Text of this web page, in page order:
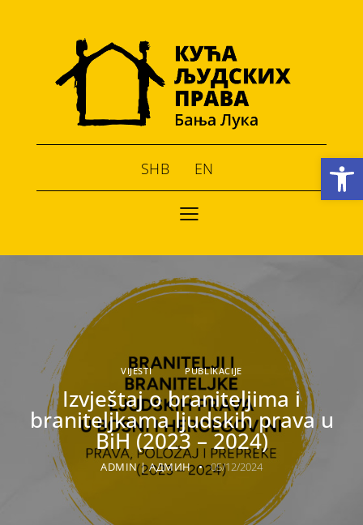
Open toolbar
SHB EN
VIJESTI PUBLIKACIJE
Izvještaj o braniteljima i
braniteljkama ljudskih prava u
BiH (2023 – 2024)
ADMIN | АДМИН 05/12/2024